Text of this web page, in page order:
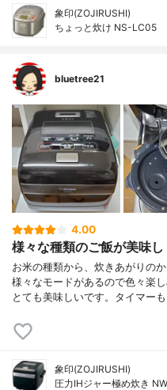
象印(ZOJIRUSHI)
ちょっと炊け NS-LC05
bluetree21
4.00
様々な種類のご飯が美味し
お米の種類から、炊きあがりの
様々なモードがあるので色々楽
とても美味しいです。タイマー
象印(ZOJIRUSHI)
圧力IHジャー極め炊き